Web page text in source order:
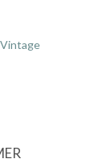
Vintage